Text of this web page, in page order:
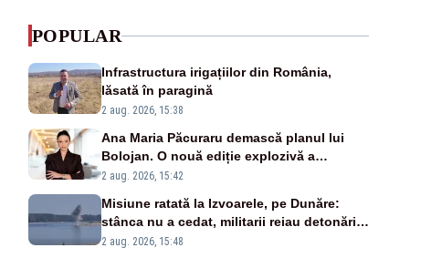
POPULAR
Infrastructura irigațiilor din România,
lăsată în paragină
2 aug. 2026, 15:38
Ana Maria Păcuraru demască planul lui
Bolojan. O nouă ediție explozivă a
emisiunii „Miza Zilei” la Realitatea PLUS
2 aug. 2026, 15:42
Misiune ratată la Izvoarele, pe Dunăre:
stânca nu a cedat, militarii reiau detonările
luni – VIDEO
2 aug. 2026, 15:48